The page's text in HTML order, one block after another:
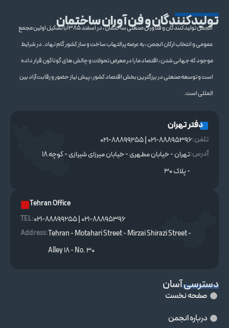
تولیدکنندگان و فن آوران ساختمانانجمن تولیدکنندگان و فنآوران صنعتی ساختمان ، در اسفند 1385با تشکیل اولین مجمع
عمومی و انتخاب ارکان انجمن ، به عرصه پرالتهاب ساخت و ساز کشور گام نهاد . در شرایط
موجود که جهانی شدن ، اقتصاد ما را در معرض تحولات و چالش های گوناگون قرار داده
است و توسعه صنعتی در برزگترین بخش اقتصاد کشور ، پیش نیاز حضور و رقابت آزاد بین
المللی است .
دفتر تهران
تلفن:021-88895396 | 021-88899255
آدرس:
تهران - خیابان مطهری - خیابان میرزای شیرازی - کوچه ۱۸
- پلاک ۳۰
Tehran Office
TEL :
021-88895396 | 021-88899255
Address:Tehran - Motahari Street - Mirzai Shirazi Street -
Alley 18 - No. 30
دسترسی آسان
صفحه نخست
درباره انجمن